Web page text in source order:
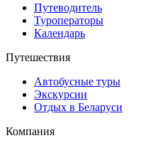
Путеводитель
Туроператоры
Календарь
Путешествия
Автобусные туры
Экскурсии
Отдых в Беларуси
Компания